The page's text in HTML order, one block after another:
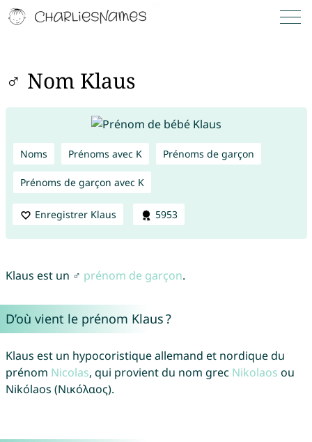
♂ Nom Klaus
Noms Prénoms avec K Prénoms de garçon
Prénoms de garçon avec K
Enregistrer Klaus 5953
Klaus est un ♂ prénom de garçon.
D’où vient le prénom Klaus ?
Klaus est un hypocoristique allemand et nordique du
prénom Nicolas, qui provient du nom grec Nikolaos ou
Nikólaos (Νικόλαος).